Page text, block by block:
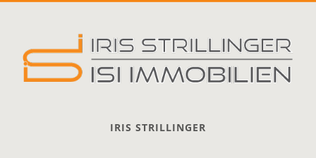
IRIS STRILLINGER